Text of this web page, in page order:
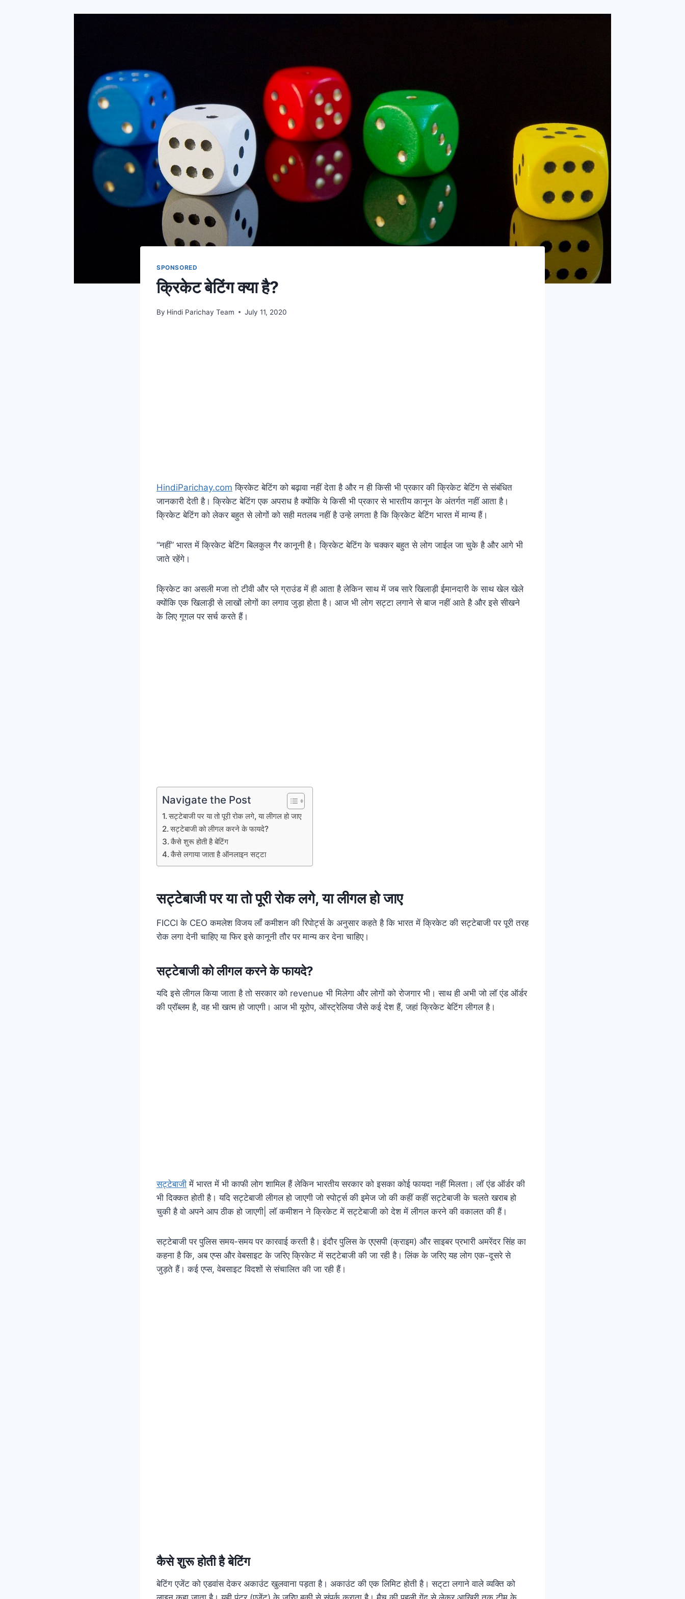
SPONSORED
क्रिकेट बेटिंग क्या है?
By Hindi Parichay Team July 11, 2020
HindiParichay.com क्रिकेट बेटिंग को बढ़ावा नहीं देता है और न ही किसी भी प्रकार की क्रिकेट बेटिंग से संबंधित
जानकारी देती है। क्रिकेट बेटिंग एक अपराध है क्योंकि ये किसी भी प्रकार से भारतीय कानून के अंतर्गत नहीं आता है।
क्रिकेट बेटिंग को लेकर बहुत से लोगों को सही मतलब नहीं है उन्हे लगता है कि क्रिकेट बेटिंग भारत में मान्य हैं।
“नहीं” भारत में क्रिकेट बेटिंग बिलकुल गैर कानूनी है। क्रिकेट बेटिंग के चक्कर बहुत से लोग जाईल जा चुके है और आगे भी
जाते रहेंगे।
क्रिकेट का असली मजा तो टीवी और प्ले ग्राउंड में ही आता है लेकिन साथ में जब सारे खिलाड़ी ईमानदारी के साथ खेल खेले
क्योंकि एक खिलाड़ी से लाखों लोगों का लगाव जुड़ा होता है। आज भी लोग सट्टा लगाने से बाज नहीं आते है और इसे सीखने
के लिए गूगल पर सर्च करते हैं।
Navigate the Post
सट्टेबाजी पर या तो पूरी रोक लगे, या लीगल हो जाए
सट्टेबाजी को लीगल करने के फायदे?
कैसे शुरू होती है बेटिंग
कैसे लगाया जाता है ऑनलाइन सट्‌टा
सट्टेबाजी पर या तो पूरी रोक लगे, या लीगल हो जाए
FICCI के CEO कमलेश विजय लॉं कमीशन की रिपोर्ट्स के अनुसार कहते है कि भारत में क्रिकेट की सट्टेबाजी पर पूरी तरह
रोक लगा देनी चाहिए या फिर इसे कानूनी तौर पर मान्य कर देना चाहिए।
सट्टेबाजी को लीगल करने के फायदे?
यदि इसे लीगल किया जाता है तो सरकार को revenue भी मिलेगा और लोगों को रोजगार भी। साथ ही अभी जो लॉ एंड ऑर्डर
की प्रॉब्लम है, वह भी खत्म हो जाएगी। आज भी यूरोप, ऑस्ट्रेलिया जैसे कई देश हैं, जहां क्रिकेट बेटिंग लीगल है।
सट्टेबाजी में भारत में भी काफी लोग शामिल हैं लेकिन भारतीय सरकार को इसका कोई फायदा नहीं मिलता। लॉ एंड ऑर्डर की
भी दिक्कत होती है। यदि सट्टेबाजी लीगल हो जाएगी जो स्पोर्ट्स की इमेज जो की कहीं कहीं सट्टेबाजी के चलते खराब हो
चुकी है वो अपने आप ठीक हो जाएगी| लॉ कमीशन ने क्रिकेट में सट्टेबाजी को देश में लीगल करने की वकालत की हैं।
सट्टेबाजी पर पुलिस समय-समय पर कारवाई करती है। इंदौर पुलिस के एएसपी (क्राइम) और साइबर प्रभारी अमरेंदर सिंह का
कहना है कि, अब एप्स और वेबसाइट के जरिए क्रिकेट में सट्‌टेबाजी की जा रही है। लिंक के जरिए यह लोग एक-दूसरे से
जुड़ते हैं। कई एप्स, वेबसाइट विदशों से संचालित की जा रही हैं।
कैसे शुरू होती है बेटिंग
बेटिंग एजेंट को एडवांस देकर अकाउंट खुलवाना पड़ता है। अकाउंट की एक लिमिट होती है। सट्‌टा लगाने वाले व्यक्ति को